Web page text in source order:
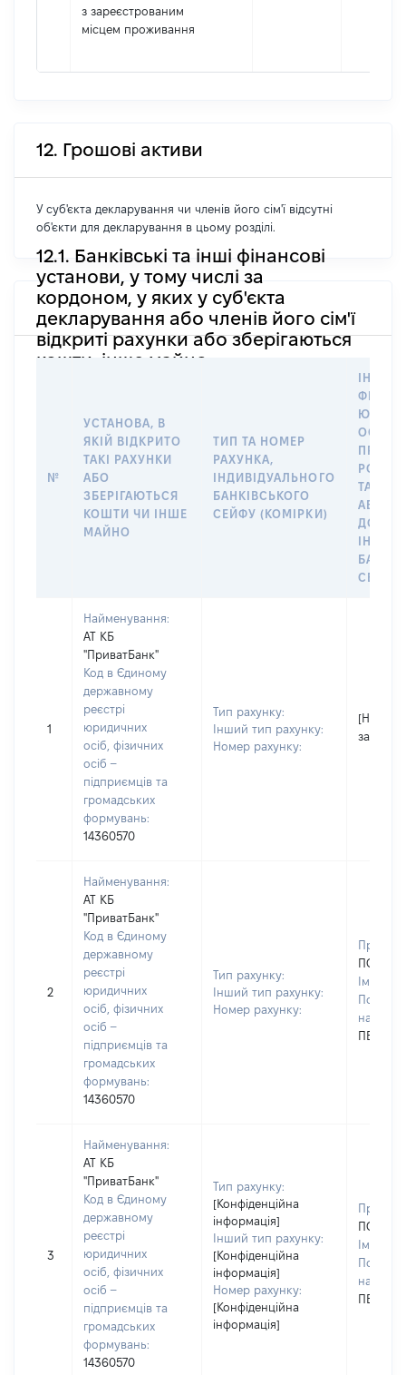
з зареєстрованим
місцем проживання
12. Грошові активи
У суб'єкта декларування чи членів його сім'ї відсутні
об'єкти для декларування в цьому розділі.
12.1. Банківські та інші фінансові
установи, у тому числі за
кордоном, у яких у суб'єкта
декларування або членів його сім'ї
відкриті рахунки або зберігаються
кошти, інше майно
№
УСТАНОВА, В
ЯКІЙ ВІДКРИТО
ТАКІ РАХУНКИ
АБО
ЗБЕРІГАЮТЬСЯ
КОШТИ ЧИ ІНШЕ
МАЙНО
ТИП ТА НОМЕР
РАХУНКА,
ІНДИВІДУАЛЬНОГО
БАНКІВСЬКОГО
СЕЙФУ (КОМІРКИ)
ПРАВО
ТАКИМ
АБО
ДО
СЕЙФУ
1
Найменування:
АТ КБ
"ПриватБанк"
Код в Єдиному
державному
реєстрі
юридичних
осіб, фізичних
осіб –
підприємців та
громадських
формувань:
14360570
Тип рахунку:
Інший тип рахунку:
Номер рахунку:
[Не
2
Найменування:
АТ КБ
"ПриватБанк"
Код в Єдиному
державному
реєстрі
юридичних
осіб, фізичних
осіб –
підприємців та
громадських
формувань:
14360570
Тип рахунку:
Інший тип рахунку:
Номер рахунку:
Ім'я:
По
3
Найменування:
АТ КБ
"ПриватБанк"
Код в Єдиному
державному
реєстрі
юридичних
осіб, фізичних
осіб –
підприємців та
громадських
формувань:
14360570
Тип рахунку:
[Конфіденційна
інформація]
Інший тип рахунку:
[Конфіденційна
інформація]
Номер рахунку:
[Конфіденційна
інформація]
Ім'я:
По